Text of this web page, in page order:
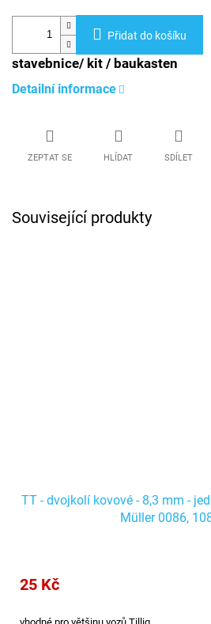
Přidat do košíku
stavebnice/ kit / baukasten
Detailní informace
ZEPTAT SE HLÍDAT SDÍLET
Související produkty
TT - dvojkolí kovové - 8,3 mm -
Müller 0086,
25 Kč